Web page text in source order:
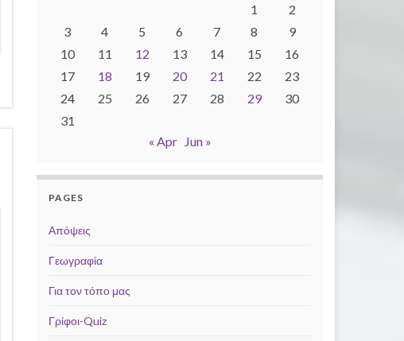
1
2
3
4 5 6 7 8
9
10
11 12 13 14 15
16
17
18 19 20 21 22
23
24
25 26 27 28 29
30
31
« Apr
Jun »
PAGES
Απόψεις
Γεωγραφία
Για τον τόπο μας
Γρίφοι-Quiz